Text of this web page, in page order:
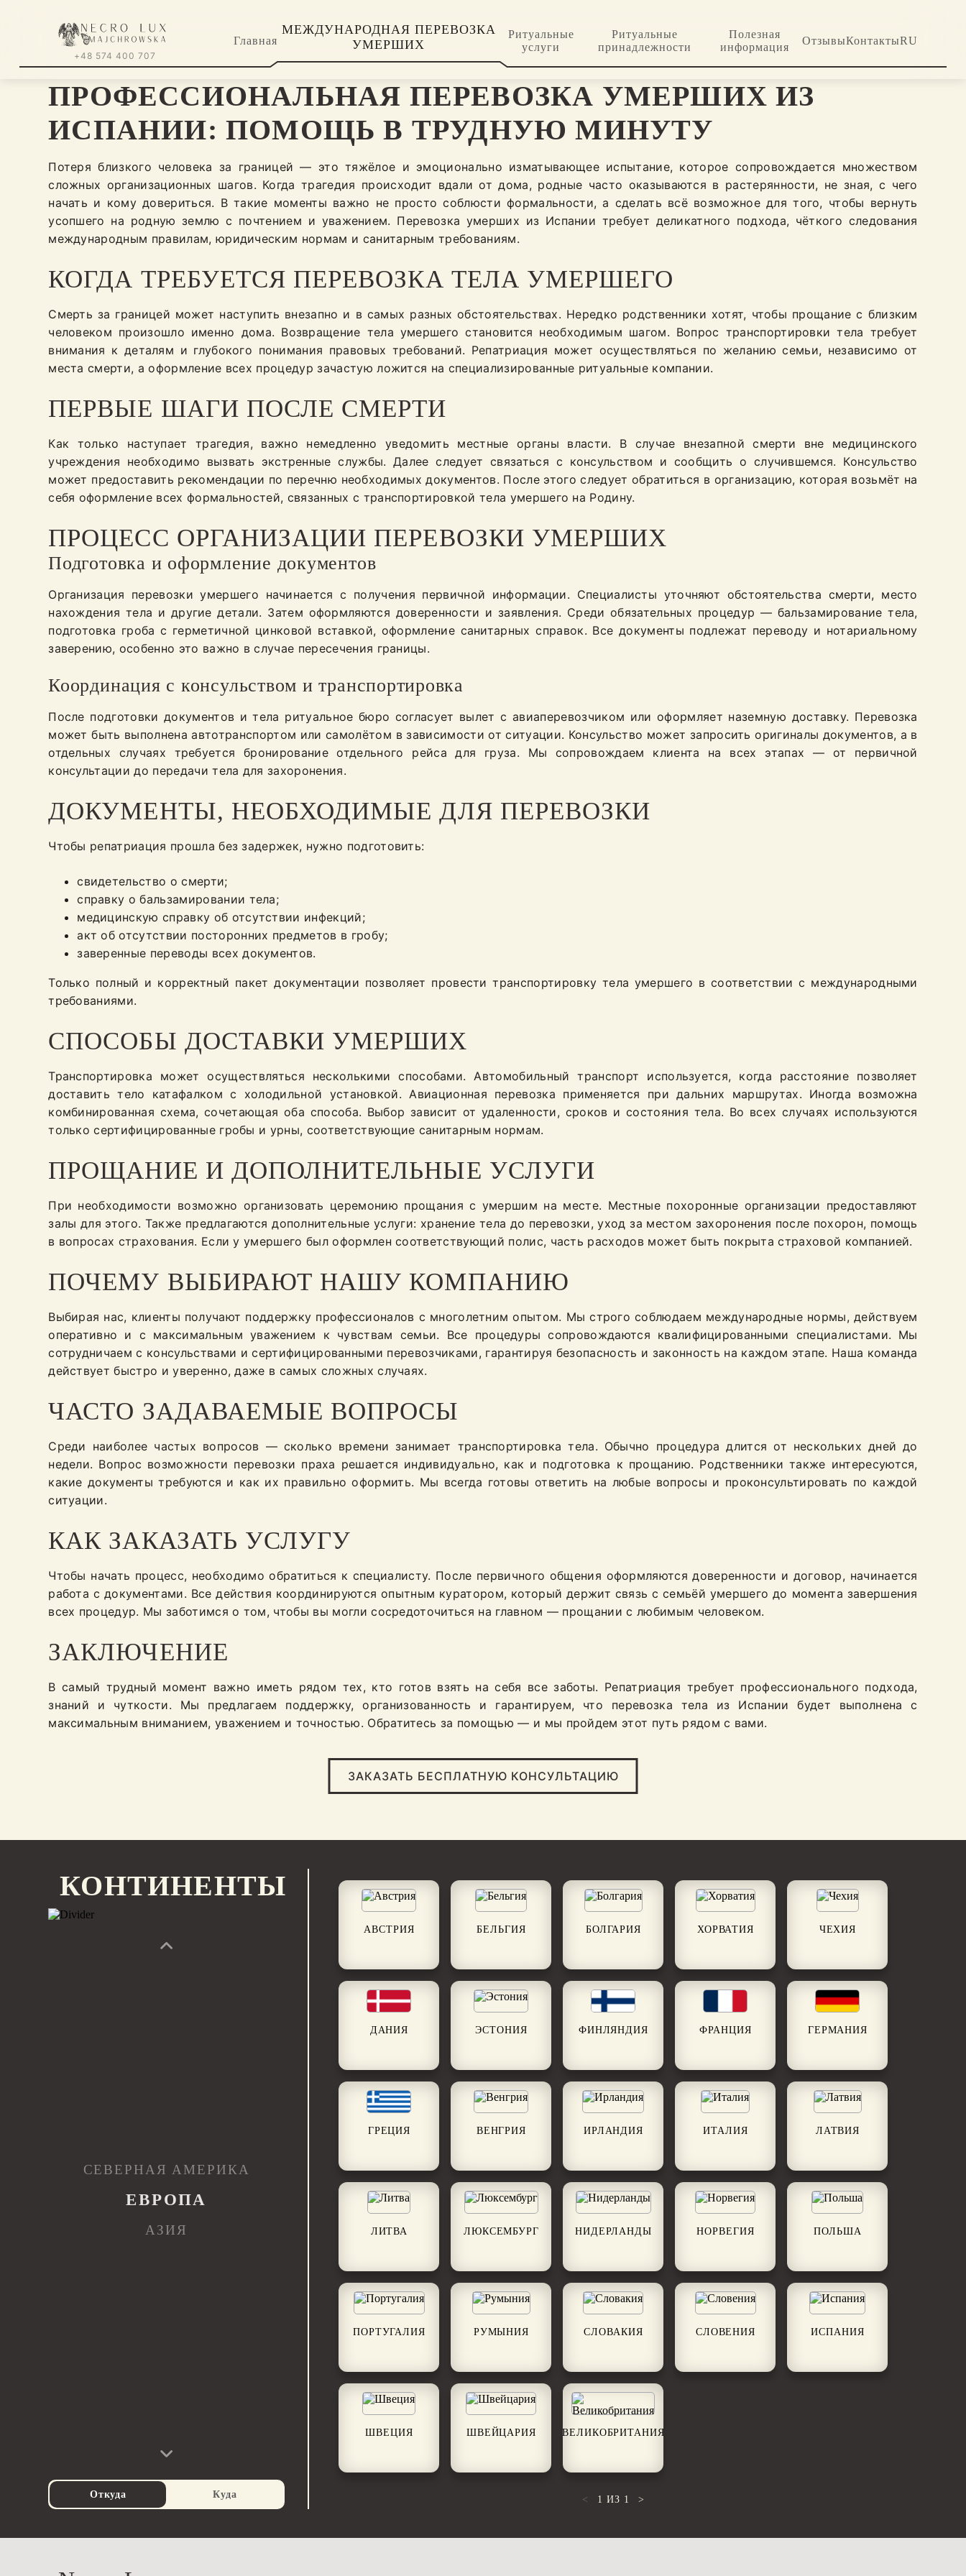
+48 574 400 707
Главная
МЕЖДУНАРОДНАЯ ПЕРЕВОЗКА
УМЕРШИХ
Ритуальные
услуги
Ритуальные
принадлежности
Полезная
информация
ОтзывыКонтактыRU
ПРОФЕССИОНАЛЬНАЯ ПЕРЕВОЗКА УМЕРШИХ ИЗ
ИСПАНИИ: ПОМОЩЬ В ТРУДНУЮ МИНУТУ
Потеря близкого человека за границей — это тяжёлое и эмоционально изматывающее испытание, которое сопровождается множеством
сложных организационных шагов. Когда трагедия происходит вдали от дома, родные часто оказываются в растерянности, не зная, с чего
начать и кому довериться. В такие моменты важно не просто соблюсти формальности, а сделать всё возможное для того, чтобы вернуть
усопшего на родную землю с почтением и уважением. Перевозка умерших из Испании требует деликатного подхода, чёткого следования
международным правилам, юридическим нормам и санитарным требованиям.
КОГДА ТРЕБУЕТСЯ ПЕРЕВОЗКА ТЕЛА УМЕРШЕГО
Смерть за границей может наступить внезапно и в самых разных обстоятельствах. Нередко родственники хотят, чтобы прощание с близким
человеком произошло именно дома. Возвращение тела умершего становится необходимым шагом. Вопрос транспортировки тела требует
внимания к деталям и глубокого понимания правовых требований. Репатриация может осуществляться по желанию семьи, независимо от
места смерти, а оформление всех процедур зачастую ложится на специализированные ритуальные компании.
ПЕРВЫЕ ШАГИ ПОСЛЕ СМЕРТИ
Как только наступает трагедия, важно немедленно уведомить местные органы власти. В случае внезапной смерти вне медицинского
учреждения необходимо вызвать экстренные службы. Далее следует связаться с консульством и сообщить о случившемся. Консульство
может предоставить рекомендации по перечню необходимых документов. После этого следует обратиться в организацию, которая возьмёт на
себя оформление всех формальностей, связанных с транспортировкой тела умершего на Родину.
ПРОЦЕСС ОРГАНИЗАЦИИ ПЕРЕВОЗКИ УМЕРШИХ
Подготовка и оформление документов
Организация перевозки умершего начинается с получения первичной информации. Специалисты уточняют обстоятельства смерти, место
нахождения тела и другие детали. Затем оформляются доверенности и заявления. Среди обязательных процедур — бальзамирование тела,
подготовка гроба с герметичной цинковой вставкой, оформление санитарных справок. Все документы подлежат переводу и нотариальному
заверению, особенно это важно в случае пересечения границы.
Координация с консульством и транспортировка
После подготовки документов и тела ритуальное бюро согласует вылет с авиаперевозчиком или оформляет наземную доставку. Перевозка
может быть выполнена автотранспортом или самолётом в зависимости от ситуации. Консульство может запросить оригиналы документов, а в
отдельных случаях требуется бронирование отдельного рейса для груза. Мы сопровождаем клиента на всех этапах — от первичной
консультации до передачи тела для захоронения.
ДОКУМЕНТЫ, НЕОБХОДИМЫЕ ДЛЯ ПЕРЕВОЗКИ
Чтобы репатриация прошла без задержек, нужно подготовить:
свидетельство о смерти;
справку о бальзамировании тела;
медицинскую справку об отсутствии инфекций;
акт об отсутствии посторонних предметов в гробу;
заверенные переводы всех документов.
Только полный и корректный пакет документации позволяет провести транспортировку тела умершего в соответствии с международными
требованиями.
СПОСОБЫ ДОСТАВКИ УМЕРШИХ
Транспортировка может осуществляться несколькими способами. Автомобильный транспорт используется, когда расстояние позволяет
доставить тело катафалком с холодильной установкой. Авиационная перевозка применяется при дальних маршрутах. Иногда возможна
комбинированная схема, сочетающая оба способа. Выбор зависит от удаленности, сроков и состояния тела. Во всех случаях используются
только сертифицированные гробы и урны, соответствующие санитарным нормам.
ПРОЩАНИЕ И ДОПОЛНИТЕЛЬНЫЕ УСЛУГИ
При необходимости возможно организовать церемонию прощания с умершим на месте. Местные похоронные организации предоставляют
залы для этого. Также предлагаются дополнительные услуги: хранение тела до перевозки, уход за местом захоронения после похорон, помощь
в вопросах страхования. Если у умершего был оформлен соответствующий полис, часть расходов может быть покрыта страховой компанией.
ПОЧЕМУ ВЫБИРАЮТ НАШУ КОМПАНИЮ
Выбирая нас, клиенты получают поддержку профессионалов с многолетним опытом. Мы строго соблюдаем международные нормы, действуем
оперативно и с максимальным уважением к чувствам семьи. Все процедуры сопровождаются квалифицированными специалистами. Мы
сотрудничаем с консульствами и сертифицированными перевозчиками, гарантируя безопасность и законность на каждом этапе. Наша команда
действует быстро и уверенно, даже в самых сложных случаях.
ЧАСТО ЗАДАВАЕМЫЕ ВОПРОСЫ
Среди наиболее частых вопросов — сколько времени занимает транспортировка тела. Обычно процедура длится от нескольких дней до
недели. Вопрос возможности перевозки праха решается индивидуально, как и подготовка к прощанию. Родственники также интересуются,
какие документы требуются и как их правильно оформить. Мы всегда готовы ответить на любые вопросы и проконсультировать по каждой
ситуации.
КАК ЗАКАЗАТЬ УСЛУГУ
Чтобы начать процесс, необходимо обратиться к специалисту. После первичного общения оформляются доверенности и договор, начинается
работа с документами. Все действия координируются опытным куратором, который держит связь с семьёй умершего до момента завершения
всех процедур. Мы заботимся о том, чтобы вы могли сосредоточиться на главном — прощании с любимым человеком.
ЗАКЛЮЧЕНИЕ
В самый трудный момент важно иметь рядом тех, кто готов взять на себя все заботы. Репатриация требует профессионального подхода,
знаний и чуткости. Мы предлагаем поддержку, организованность и гарантируем, что перевозка тела из Испании будет выполнена с
максимальным вниманием, уважением и точностью. Обратитесь за помощью — и мы пройдем этот путь рядом с вами.
ЗАКАЗАТЬ БЕСПЛАТНУЮ КОНСУЛЬТАЦИЮ
КОНТИНЕНТЫ
ЕВРОПА
АЗИЯ
СЕВЕРНАЯ АМЕРИКА
Откуда Куда
АВСТРИЯ БЕЛЬГИЯ БОЛГАРИЯ ХОРВАТИЯ ЧЕХИЯ
ДАНИЯ ЭСТОНИЯ ФИНЛЯНДИЯ ФРАНЦИЯ ГЕРМАНИЯ
ГРЕЦИЯ ВЕНГРИЯ ИРЛАНДИЯ ИТАЛИЯ ЛАТВИЯ
ЛИТВА ЛЮКСЕМБУРГ НИДЕРЛАНДЫ НОРВЕГИЯ ПОЛЬША
ПОРТУГАЛИЯ РУМЫНИЯ СЛОВАКИЯ СЛОВЕНИЯ ИСПАНИЯ
ШВЕЦИЯ ШВЕЙЦАРИЯ ВЕЛИКОБРИТАНИЯ
< 1 ИЗ 1 >